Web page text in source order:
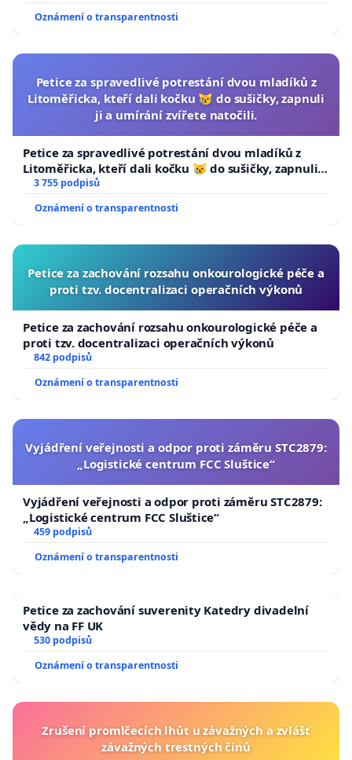
Oznámení o transparentnosti
Petice za spravedlivé potrestání dvou mladíků z
Litoměřicka, kteří dali kočku 😿 do sušičky, zapnuli
ji a umírání zvířete natočili.
Petice za spravedlivé potrestání dvou mladíků z
Litoměřicka, kteří dali kočku 😿 do sušičky, zapnuli ji
a umírání zvířete natočili.
3 755 podpisů
Oznámení o transparentnosti
Petice za zachování rozsahu onkourologické péče a
proti tzv. docentralizaci operačních výkonů
Petice za zachování rozsahu onkourologické péče a
proti tzv. docentralizaci operačních výkonů
842 podpisů
Oznámení o transparentnosti
Vyjádření veřejnosti a odpor proti záměru STC2879:
„Logistické centrum FCC Sluštice“
Vyjádření veřejnosti a odpor proti záměru STC2879:
„Logistické centrum FCC Sluštice“
459 podpisů
Oznámení o transparentnosti
Petice za zachování suverenity Katedry divadelní
vědy na FF UK
530 podpisů
Oznámení o transparentnosti
Zrušení promlčecích lhůt u závažných a zvlášť
závažných trestných činů